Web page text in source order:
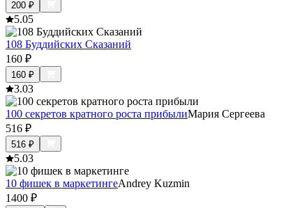
200 ₽
5.05
108 Буддийских Сказаний
160 ₽
160 ₽
3.03
100 секретов кратного роста прибылиМария Сергеева
516 ₽
516 ₽
5.03
10 фишек в маркетингеAndrey Kuzmin
1400 ₽